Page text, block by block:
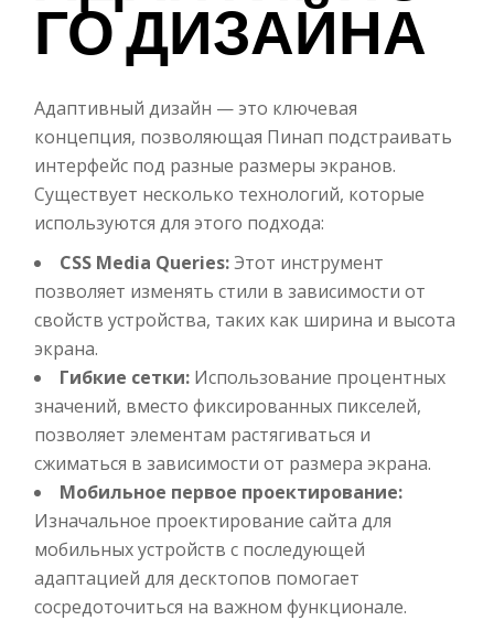
ГО ДИЗАЙНА
Адаптивный дизайн — это ключевая
концепция, позволяющая Пинап подстраивать
интерфейс под разные размеры экранов.
Существует несколько технологий, которые
используются для этого подхода:
CSS Media Queries:Этот инструмент
позволяет изменять стили в зависимости от
свойств устройства, таких как ширина и высота
экрана.
Гибкие сетки: Использование процентных
значений, вместо фиксированных пикселей,
позволяет элементам растягиваться и
сжиматься в зависимости от размера экрана.
Мобильное первое проектирование:
Изначальное проектирование сайта для
мобильных устройств с последующей
адаптацией для десктопов помогает
сосредоточиться на важном функционале.